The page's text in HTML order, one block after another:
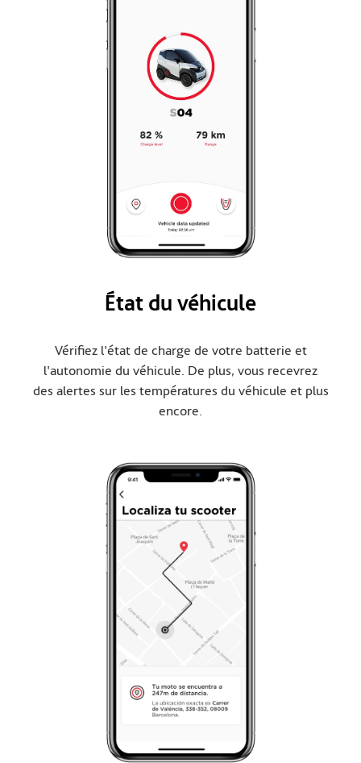
État du véhicule
Vérifiez l'état de charge de votre batterie et
l'autonomie du véhicule. De plus, vous recevrez
des alertes sur les températures du véhicule et plus
encore.